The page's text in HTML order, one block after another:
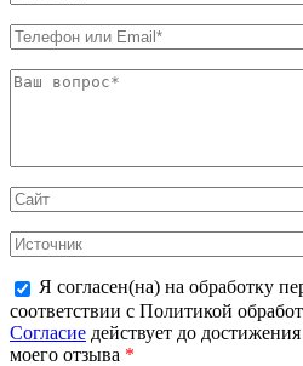
Я согласен(на) на обработку
соответствии с Политикой
Согласие действует до
моего отзыва *